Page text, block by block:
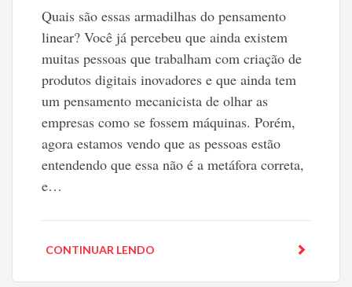
Quais são essas armadilhas do pensamento
linear? Você já percebeu que ainda existem
muitas pessoas que trabalham com criação de
produtos digitais inovadores e que ainda tem
um pensamento mecanicista de olhar as
empresas como se fossem máquinas. Porém,
agora estamos vendo que as pessoas estão
entendendo que essa não é a metáfora correta,
e…
CONTINUAR LENDO